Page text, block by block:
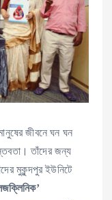
জীবনে ঘন ঘন
তাঁদের জন্য
মুকুন্দপুর ইউনিটে